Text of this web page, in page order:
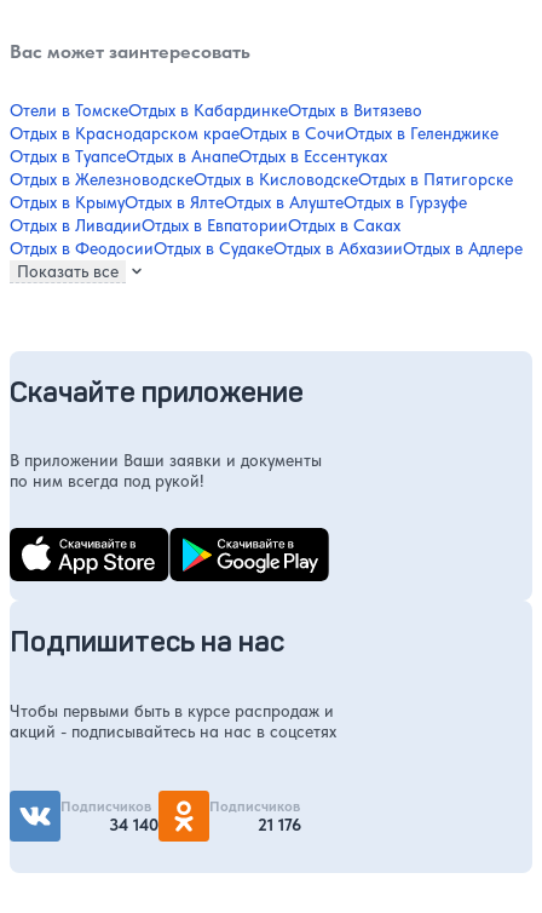
Вас может заинтересовать
Отели в ТомскеОтдых в КабардинкеОтдых в Витязево
Отдых в Краснодарском краеОтдых в СочиОтдых в Геленджике
Отдых в ТуапсеОтдых в АнапеОтдых в Ессентуках
Отдых в ЖелезноводскеОтдых в КисловодскеОтдых в Пятигорске
Отдых в КрымуОтдых в ЯлтеОтдых в АлуштеОтдых в Гурзуфе
Отдых в ЛивадииОтдых в ЕвпаторииОтдых в Саках
Отдых в ФеодосииОтдых в СудакеОтдых в АбхазииОтдых в Адлере
Показать все
Скачайте приложение
В приложении Ваши заявки и документы
по ним всегда под рукой!
Подпишитесь на нас
Чтобы первыми быть в курсе распродаж и
акций - подписывайтесь на нас в соцсетях
Подписчиков
34 140
Подписчиков
21 176